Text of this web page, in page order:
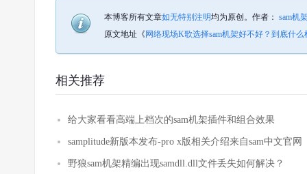
本博客所有文章如无特别注明均为原创。 作者： sam机
原文地址《网络现场K歌选择sam机架好不好？到底什
相关推荐
给大家看看高端上档次的sam机架插件和组合效果
samplitude新版本发布-pro x版相关介绍来自sam中文官网
野狼sam机架精编出现samdll.dll文件丢失如何解决？